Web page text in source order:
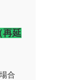
再延
合